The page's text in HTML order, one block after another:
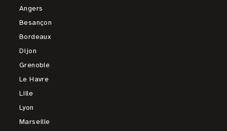
Angers
Besançon
Bordeaux
Dijon
Grenoble
Le Havre
Lille
Lyon
Marseille